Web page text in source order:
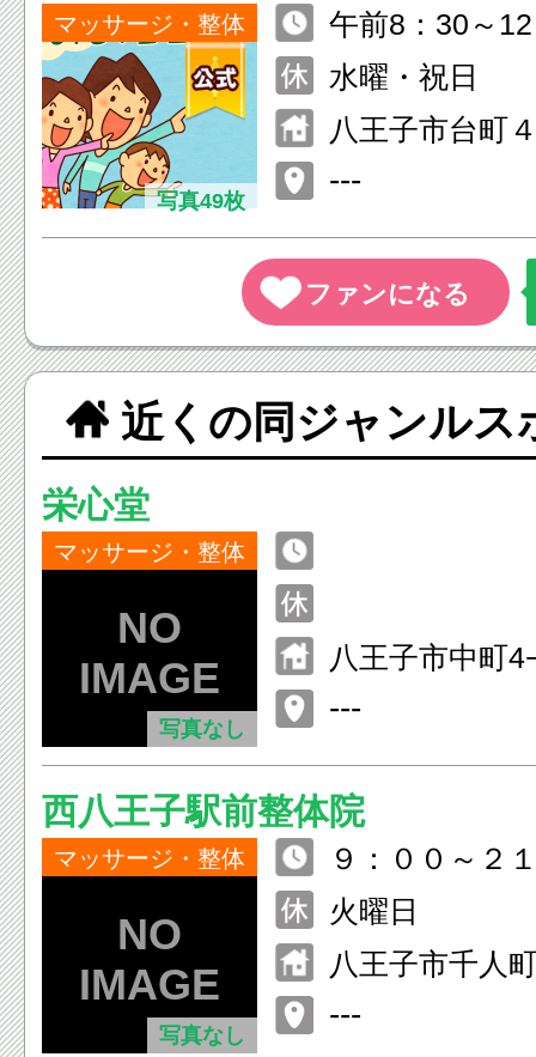
マッサージ・整体
写真49枚
午前8：30～
5：00～20：00
水曜・祝日
八王子市台町
---
近くの同ジャンルス
栄心堂
マッサージ・整体
写真なし
八王子市中町
---
西八王子駅前整体院
マッサージ・整体
写真なし
９：００～２
火曜日
八王子市千人
---